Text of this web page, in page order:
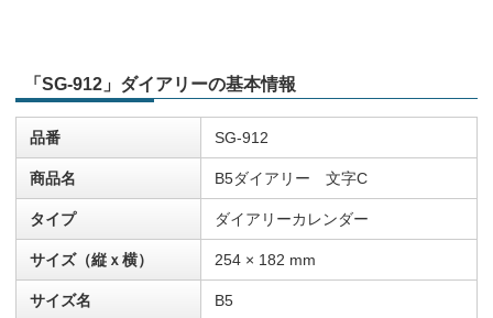
「SG-912」ダイアリーの基本情報
品番 SG-912
商品名 B5ダイアリー 文字C
タイプ ダイアリーカレンダー
サイズ（縦ｘ横） 254 × 182 mm
サイズ名 B5